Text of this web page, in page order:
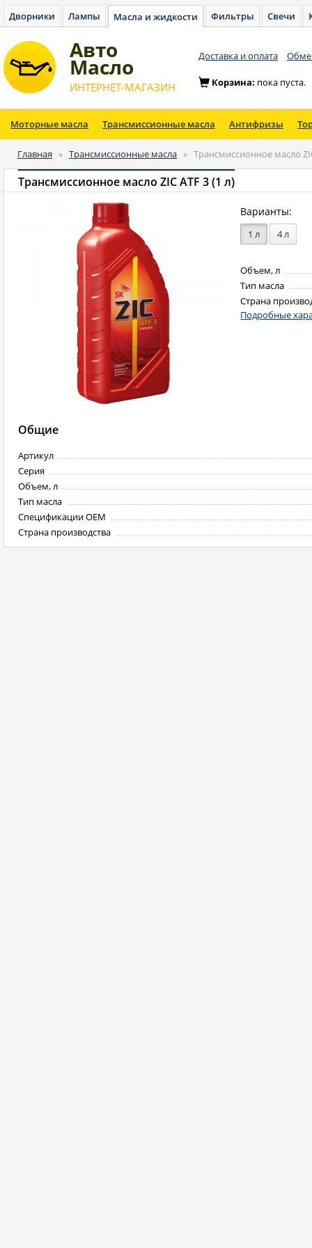
Дворники Лампы Масла и жидкости Фильтры Свечи
Авто
Масло
ИНТЕРНЕТ-МАГАЗИН
Доставка и оплата
Корзина: пока пуста.
Моторные масла Трансмиссионные масла Антифризы
Главная » Трансмиссионные масла » Трансмиссионное масло
Трансмиссионное масло ZIC ATF 3 (1 л)
Варианты:
1 л 4 л
Объем, л
Тип масла
Страна
Подробные
Общие
Артикул
Серия
Объем, л
Тип масла
Спецификации OEM
Страна производства